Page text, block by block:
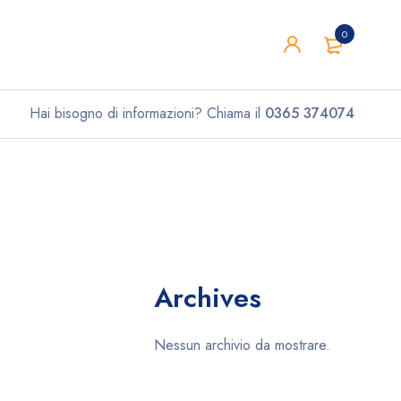
0
Hai bisogno di informazioni? Chiama il 0365 374074
Archives
Nessun archivio da mostrare.